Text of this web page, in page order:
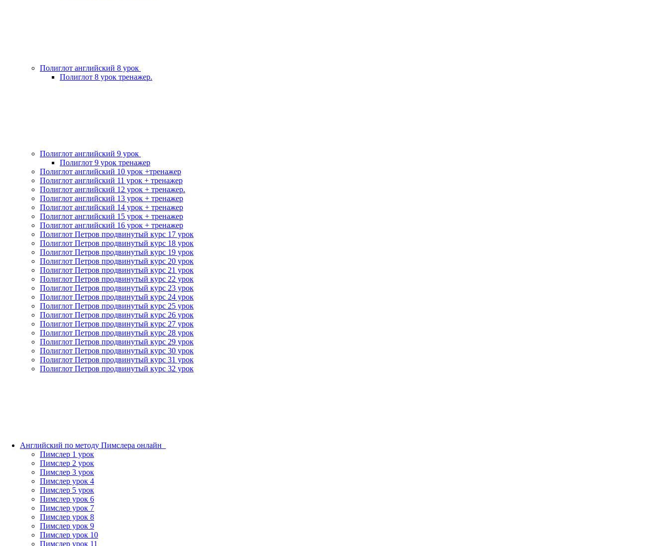
Полиглот английский 8 урок
Полиглот 8 урок тренажер.
Полиглот английский 9 урок
Полиглот 9 урок тренажер
Полиглот английский 10 урок +тренажер
Полиглот английский 11 урок + тренажер
Полиглот английский 12 урок + тренажер.
Полиглот английский 13 урок + тренажер
Полиглот английский 14 урок + тренажер
Полиглот английский 15 урок + тренажер
Полиглот английский 16 урок + тренажер
Полиглот Петров продвинутый курс 17 урок
Полиглот Петров продвинутый курс 18 урок
Полиглот Петров продвинутый курс 19 урок
Полиглот Петров продвинутый курс 20 урок
Полиглот Петров продвинутый курс 21 урок
Полиглот Петров продвинутый курс 22 урок
Полиглот Петров продвинутый курс 23 урок
Полиглот Петров продвинутый курс 24 урок
Полиглот Петров продвинутый курс 25 урок
Полиглот Петров продвинутый курс 26 урок
Полиглот Петров продвинутый курс 27 урок
Полиглот Петров продвинутый курс 28 урок
Полиглот Петров продвинутый курс 29 урок
Полиглот Петров продвинутый курс 30 урок
Полиглот Петров продвинутый курс 31 урок
Полиглот Петров продвинутый курс 32 урок
Английский по методу Пимслера онлайн_
Пимслер 1 урок
Пимслер 2 урок
Пимслер 3 урок
Пимслер урок 4
Пимслер 5 урок
Пимслер урок 6
Пимслер урок 7
Пимслер урок 8
Пимслер урок 9
Пимслер урок 10
Пимслер урок 11